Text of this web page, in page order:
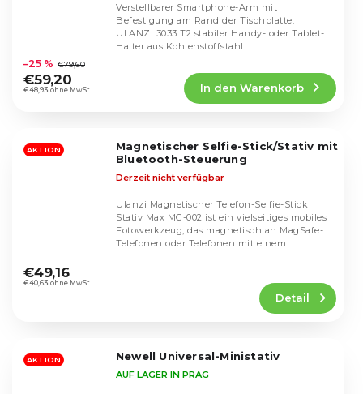
durchschnittliche
Produktbewertung
ist
Sternen.
€48,93 ohne MwSt.
–25 % €79,60
€59,20
In den Warenkorb
Verstellbarer Smartphone-Arm mit
Befestigung am Rand der Tischplatte.
ULANZI 3033 T2 stabiler Handy- oder Tablet-
Halter aus Kohlenstoffstahl.
AKTION
Magnetischer Selfie-Stick/Stativ mit
Bluetooth-Steuerung
durchschnittliche
Produktbewertung
Sternen.
Derzeit nicht verfügbar
€40,63 ohne MwSt.
€49,16
Detail
Ulanzi Magnetischer Telefon-Selfie-Stick
Stativ Max MG-002 ist ein vielseitiges mobiles
Fotowerkzeug, das magnetisch an MagSafe-
Telefonen oder Telefonen mit einem
AKTION Newell Universal-Ministativ
AUF LAGER IN PRAG